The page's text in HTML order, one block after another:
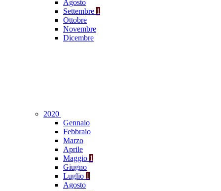
Agosto
Settembre 1
Ottobre
Novembre
Dicembre
2020
Gennaio
Febbraio
Marzo
Aprile
Maggio 1
Giugno
Luglio 1
Agosto